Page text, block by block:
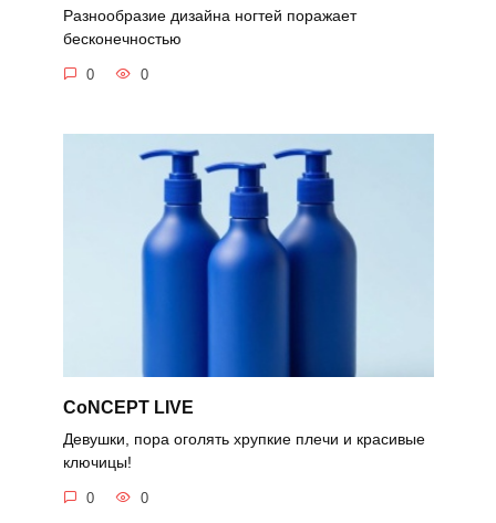
Разнообразие дизайна ногтей поражает
бесконечностью
0 0
CoNCEPT LIVE
Девушки, пора оголять хрупкие плечи и красивые
ключицы!
0 0